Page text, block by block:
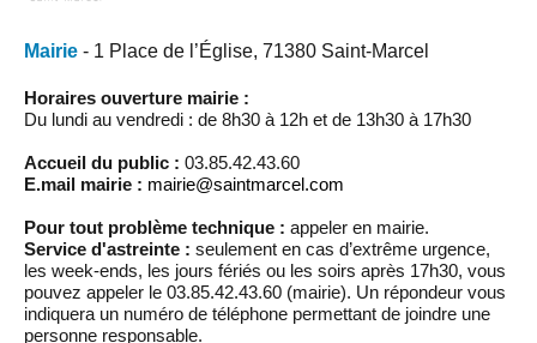
Mairie - 1 Place de l’Église, 71380 Saint-Marcel
Horaires ouverture mairie :
Du lundi au vendredi : de 8h30 à 12h et de 13h30 à 17h30
Accueil du public : 03.85.42.43.60
E.mail mairie : mairie@saintmarcel.com
Pour tout problème technique : appeler en mairie.
Service d'astreinte : seulement en cas d’extrême urgence,
les week-ends, les jours fériés ou les soirs après 17h30, vous
pouvez appeler le 03.85.42.43.60 (mairie). Un répondeur vous
indiquera un numéro de téléphone permettant de joindre une
personne responsable.